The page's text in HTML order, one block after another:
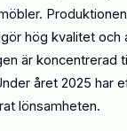
hög kvalitet och
är koncentrerad
året 2025 har
lönsamheten.